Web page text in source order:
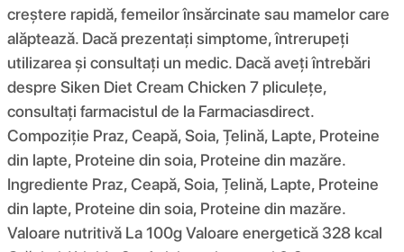
creștere rapidă, femeilor însărcinate sau mamelor care
alăptează. Dacă prezentați simptome, întrerupeți
utilizarea și consultați un medic. Dacă aveți întrebări
despre Siken Diet Cream Chicken 7 pliculețe,
consultați farmacistul de la Farmaciasdirect.
Compoziţie Praz, Ceapă, Soia, Țelină, Lapte, Proteine ​​
din lapte, Proteine ​​din soia, Proteine ​​din mazăre.
Ingrediente Praz, Ceapă, Soia, Țelină, Lapte, Proteine ​​
din lapte, Proteine ​​din soia, Proteine ​​din mazăre.
Valoare nutritivă La 100g Valoare energetică 328 kcal